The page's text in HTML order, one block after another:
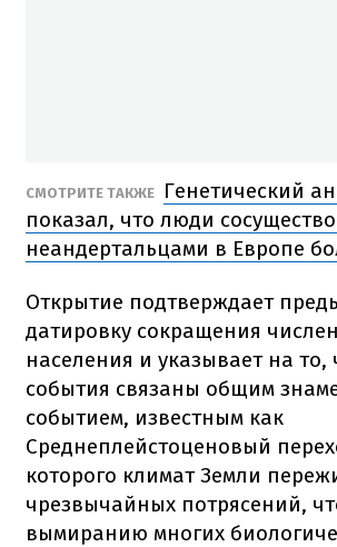
СМОТРИТЕ ТАКЖЕ
Генетический
показал, что люди
неандертальцами в Европе
Открытие подтверждает
датировку сокращения
населения и указывает на то,
события связаны общим
событием, известным как
Среднеплейстоценовый
которого климат Земли
чрезвычайных потрясений,
вымиранию многих